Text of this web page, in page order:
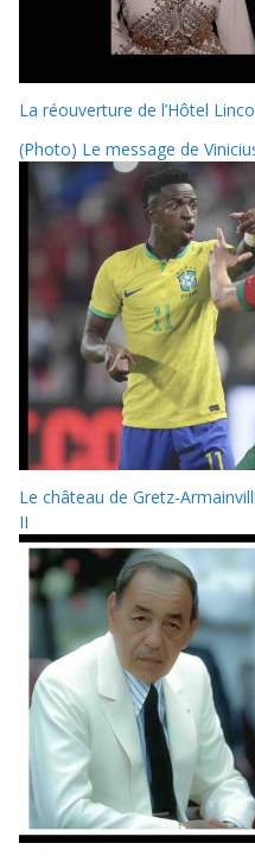
La réouverture de l’Hôtel
(Photo) Le message de
Le château de Gretz-
II